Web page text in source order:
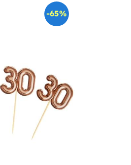
-65%